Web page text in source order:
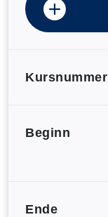
Kursnummer
Beginn
Ende